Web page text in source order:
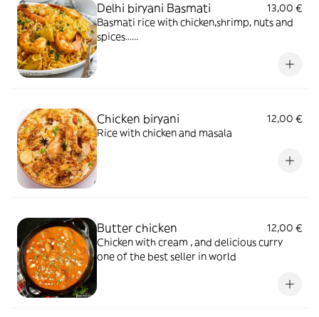
Delhi biryani Basmati
13,00 €
Basmati rice with chicken,shrimp, nuts and
spices......
Chicken biryani
12,00 €
Rice with chicken and masala
Butter chicken
12,00 €
Chicken with cream , and delicious curry
one of the best seller in world